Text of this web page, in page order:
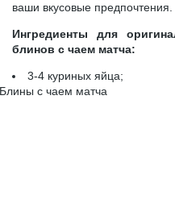
ваши вкусовые предпочтения.
Ингредиенты для
блинов с чаем матча:
3-4 куриных яйца;